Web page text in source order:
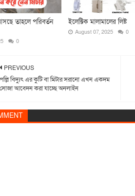
তাহলে পরিবর্তন
0
ইলেক্টিক মালামালের লিষ্ট
August 07, 2025 0
PREVIOUS
পল্লি বিদ্যুৎ এর কুটি বা মিটার সরানো এখন একদম
সোজা আবেদন করা যাচ্ছে অনলাইন